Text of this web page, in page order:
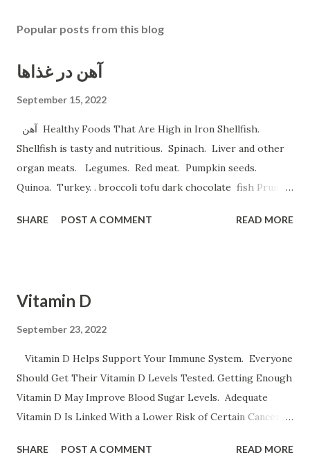
Popular posts from this blog
آهن در غذاها
September 15, 2022
Shellfish is tasty and nutritious. Spinach. Liver and other
organ meats. Legumes. Red meat. Pumpkin seeds.
Quinoa. Turkey. . broccoli tofu dark chocolate fish Prune
Spinach, Cashew Coconut and Raspberry Smoothie. و
سیب موز و انار عدس سیب زمینی برشته و نان پسته بادام وبادام
برزیلی و هندی اثرات کم خونی خستگی ضعف قوای جسمانی سینه
حاملگی باعث کم خونی می شود
SHARE POST A COMMENT READ MORE
Vitamin D
September 23, 2022
Vitamin D Helps Support Your Immune System. Everyone
Should Get Their Vitamin D Levels Tested. Getting Enough
Vitamin D May Improve Blood Sugar Levels. Adequate
Vitamin D Is Linked With a Lower Risk of Certain Cancers.
Vitamin D Benefits It strengthens the immune system. It
SHARE POST A COMMENT READ MORE